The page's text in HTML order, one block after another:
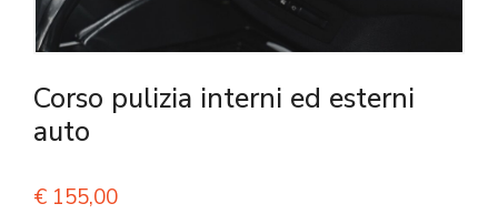
Corso pulizia interni ed esterni
auto
€ 155,00